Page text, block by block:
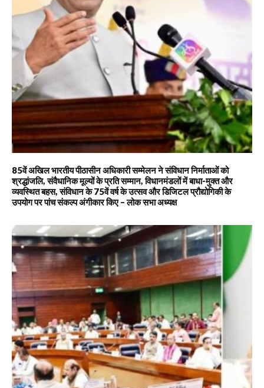
85वें अखिल भारतीय पीठासीन अधिकारी सम्मेलन ने संविधान निर्माताओं को
श्रद्धांजलि, संवैधानिक मूल्यों के प्रति सम्मान, विधानमंडलों में बाधा-मुक्त और
व्यवस्थित बहस, संविधान के 75वें वर्ष के उत्सव और डिजिटल प्रौद्योगिकी के
उपयोग पर पांच संकल्प अंगीकार किए – लोक सभा अध्यक्ष